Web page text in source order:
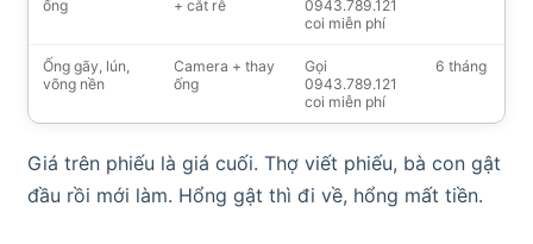
ống + cắt rễ
0943.789.121
coi miễn phí
Ống gãy, lún,
võng nền
Camera + thay
ống
Gọi
0943.789.121
coi miễn phí
6 tháng
Giá trên phiếu là giá cuối. Thợ viết phiếu, bà con gật
đầu rồi mới làm. Hổng gật thì đi về, hổng mất tiền.